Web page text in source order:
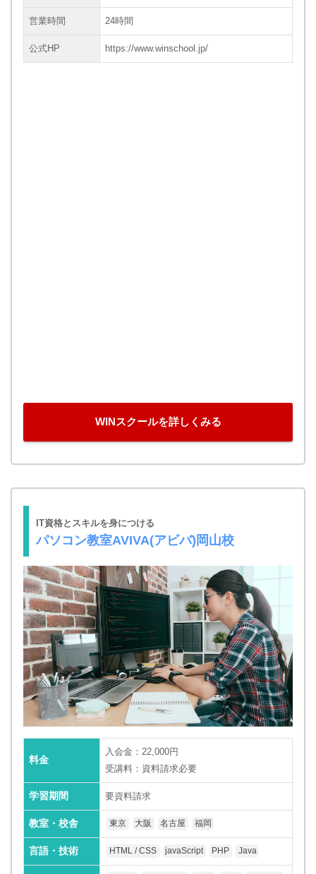
営業時間 24時間
公式HP https://www.winschool.jp/
WINスクールを詳しくみる
IT資格とスキルを身につける
パソコン教室AVIVA(アビバ)岡山校
料金
入会金：22,000円
受講料：資料請求必要
学習期間 要資料請求
教室・校舎 東京 大阪 名古屋 福岡
言語・技術 HTML / CSS javaScript PHP Java